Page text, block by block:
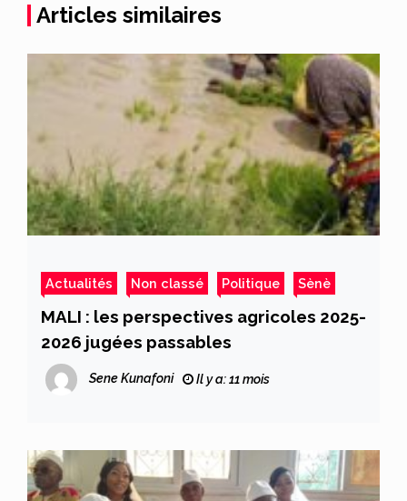
Articles similaires
Actualités Non classé Politique Sènè
MALI : les perspectives agricoles 2025-
2026 jugées passables
Sene Kunafoni Il y a: 11 mois